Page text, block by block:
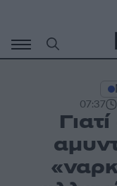
περιεχόμενο
07:37